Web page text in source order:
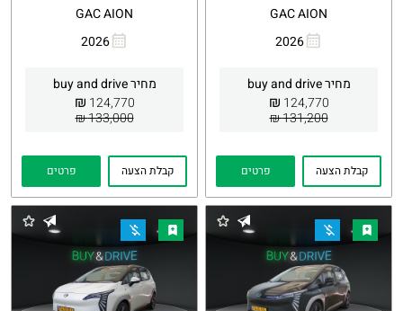
GAC AION
2026
מחיר buy and drive
124,770
₪
131,200 ₪
Whatsapp
קבלת הצעה פרטים
GAC AION
2026
מחיר buy and drive
124,770
₪
133,000 ₪
Whatsapp
קבלת הצעה פרטים